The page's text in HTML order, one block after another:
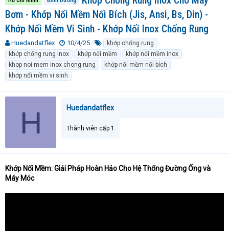
Bơm - Khớp Nối Mềm Nối Bích (Jis, Ansi, Bs, Din) -
Khớp Nối Mềm Vi Sinh - Khớp Nối Inox Chống Rung
T
h
r
e
a
s
r
Huedandatflex
N
g
à
y
g
10/4/25
ừ
k
h
khớp chống rung
khớp chống rung inox
khớp nối mềm
khớp nối mềm inox
khop noi mem inox chong rung
khớp nối mềm nối bích
khớp nối mềm vi sinh
H Huedandatflex
Thành viên cấp 1
Khớp Nối Mềm: Giải Pháp Hoàn Hảo Cho Hệ Thống Đường Ống và
Máy Móc